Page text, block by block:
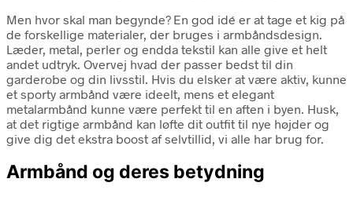
Men hvor skal man begynde? En god idé er at tage et kig på
de forskellige materialer, der bruges i armbåndsdesign.
Læder, metal, perler og endda tekstil kan alle give et helt
andet udtryk. Overvej hvad der passer bedst til din
garderobe og din livsstil. Hvis du elsker at være aktiv, kunne
et sporty armbånd være ideelt, mens et elegant
metalarmbånd kunne være perfekt til en aften i byen. Husk,
at det rigtige armbånd kan løfte dit outfit til nye højder og
give dig det ekstra boost af selvtillid, vi alle har brug for.
Armbånd og deres betydning